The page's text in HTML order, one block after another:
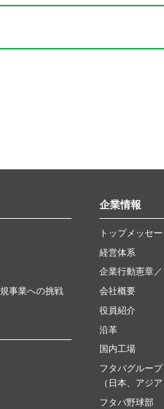
事業への挑戦
企業情報
トップメッセー
経営体系
企業行動憲章
会社概要
役員紹介
沿革
国内工場
フタバグループ
（日本、アジ
フタバ野球部